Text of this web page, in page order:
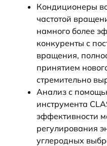
Кондиционеры
частотой
намного более
конкуренты с
вращения,
принятием
стремительно
Анализ с
инструмента
эффективности
регулирования
углеродных